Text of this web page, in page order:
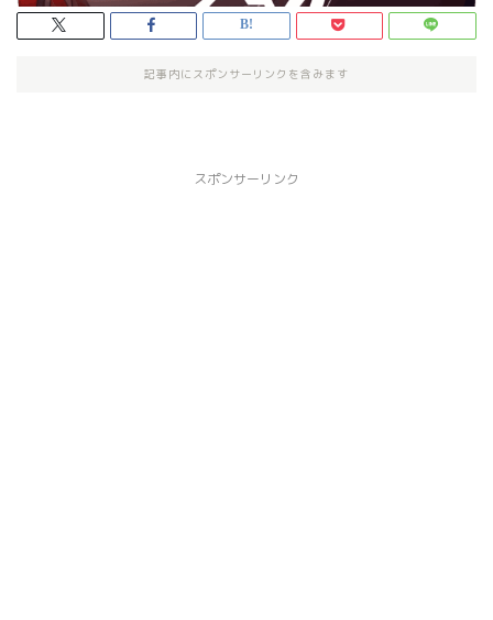
記事内にスポンサーリンクを含みます
スポンサーリンク